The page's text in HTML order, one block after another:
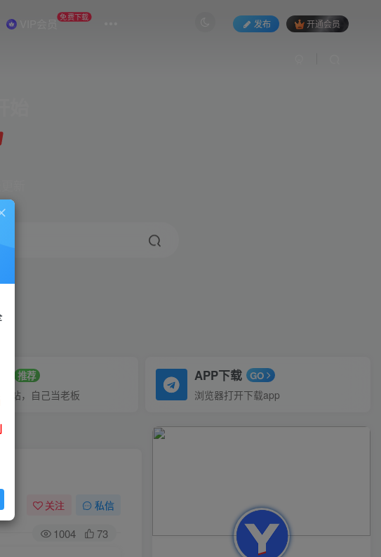
VIP会员 免费下载
发布 开通会员
推荐
站，自己当老板
APP下载 GO
浏览器打开下载app
关注 私信
1004 73